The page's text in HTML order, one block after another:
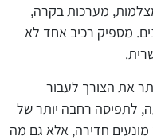
מערכות בקרה,
מספיק רכיב אחד לא
את הצורך לעבור
לתפיסה רחבה יותר של
מונעים חדירה, אלא גם מה